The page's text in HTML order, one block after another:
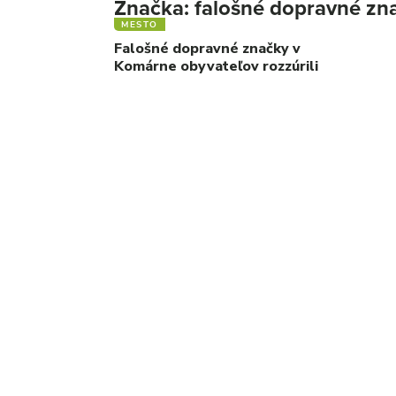
Značka: falošné dopravné
MESTO
Falošné dopravné značky v
Komárne obyvateľov rozzúrili